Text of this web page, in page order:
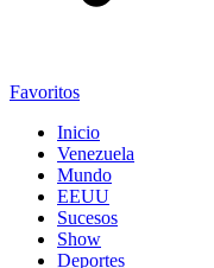
Favoritos
Inicio
Venezuela
Mundo
EEUU
Sucesos
Show
Deportes